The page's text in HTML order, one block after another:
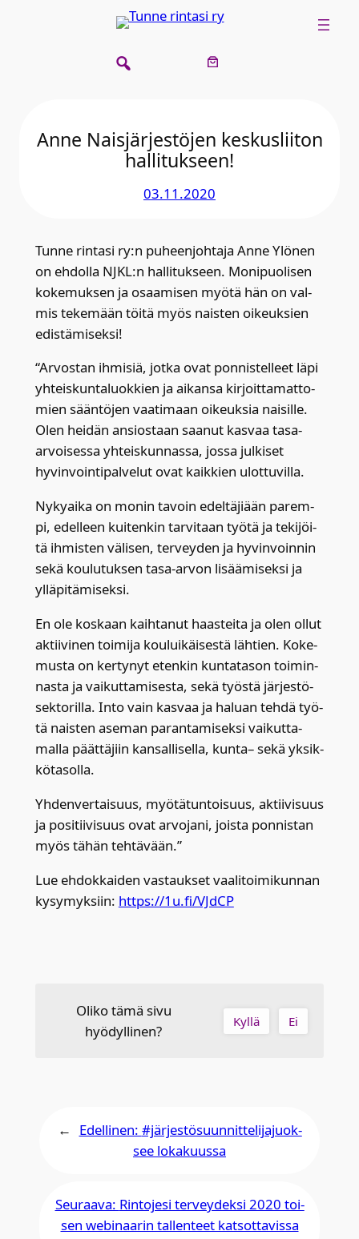
Anne Nais­jär­jes­tö­jen kes­kus­lii­ton
hal­li­tuk­seen!
03.11.2020
Tun­ne rin­ta­si ry:n puheen­joh­ta­ja Anne Ylö­nen
on ehdol­la NJKL:n hal­li­tuk­seen. Moni­puo­li­sen
koke­muk­sen ja osaa­mi­sen myö­tä hän on val­
mis teke­mään töi­tä myös nais­ten oikeuk­sien
edis­tä­mi­sek­si!
“Arvos­tan ihmi­siä, jot­ka ovat pon­nis­tel­leet läpi
yhteis­kun­ta­luok­kien ja aikan­sa kir­joit­ta­mat­to­
mien sään­tö­jen vaa­ti­maan oikeuk­sia nai­sil­le.
Olen hei­dän ansios­taan saa­nut kas­vaa tasa-
arvoi­ses­sa yhteis­kun­nas­sa, jos­sa jul­ki­set
hyvin­voin­ti­pal­ve­lut ovat kaik­kien ulot­tu­vil­la.
Nyky­ai­ka on monin tavoin edel­tä­ji­ään parem­
pi, edel­leen kui­ten­kin tar­vi­taan työ­tä ja teki­jöi­
tä ihmis­ten väli­sen, ter­vey­den ja hyvin­voin­nin
sekä kou­lu­tuk­sen tasa-arvon lisää­mi­sek­si ja
yllä­pi­tä­mi­sek­si.
En ole kos­kaan kaih­ta­nut haas­tei­ta ja olen ollut
aktii­vi­nen toi­mi­ja kou­lui­käi­ses­tä läh­tien. Koke­
mus­ta on ker­ty­nyt eten­kin kun­ta­ta­son toi­min­
nas­ta ja vai­kut­ta­mi­ses­ta, sekä työs­tä jär­jes­tö­
sek­to­ril­la. Into vain kas­vaa ja haluan teh­dä työ­
tä nais­ten ase­man paran­ta­mi­sek­si vai­kut­ta­
mal­la päät­tä­jiin kan­sal­li­sel­la, kun­ta– sekä yksik­
kö­ta­sol­la.
Yhden­ver­tai­suus, myö­tä­tun­toi­suus, aktii­vi­suus
ja posi­tii­vi­suus ovat arvo­ja­ni, jois­ta pon­nis­tan
myös tähän teh­tä­vään.”
Lue ehdok­kai­den vas­tauk­set vaa­li­toi­mi­kun­nan
kysy­myk­siin: https://1u.fi/VJdCP
Oliko tämä sivu
hyödyllinen?
Kyllä Ei
← Edellinen: #jär­jes­tö­suun­nit­te­li­ja­juok­
see loka­kuus­sa
Seuraava: Rin­to­je­si ter­vey­dek­si 2020 toi­
sen webi­naa­rin tal­len­teet kat­sot­ta­vis­sa